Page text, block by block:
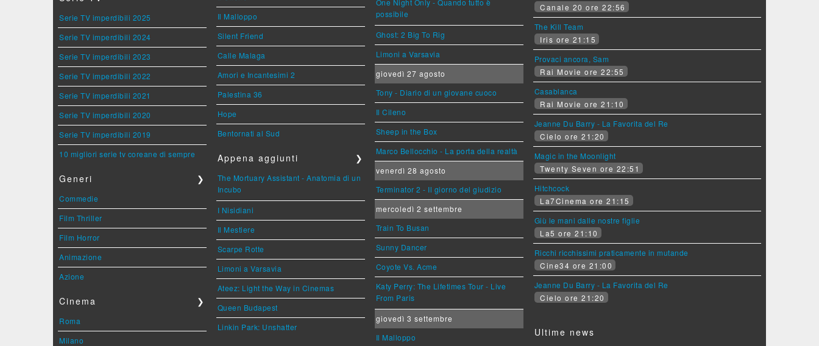
Serie TV imperdibili 2025
Serie TV imperdibili 2024
Serie TV imperdibili 2023
Serie TV imperdibili 2022
Serie TV imperdibili 2021
Serie TV imperdibili 2020
Serie TV imperdibili 2019
10 migliori serie tv coreane di sempre
Generi ❯
Commedie
Film Thriller
Film Horror
Animazione
Azione
Cinema ❯
Roma
Milano
Il Malloppo
Silent Friend
Calle Malaga
Amori e Incantesimi 2
Palestina 36
Hope
Bentornati al Sud
Appena aggiunti ❯
The Mortuary Assistant - Anatomia di un
Incubo
I Nisidiani
Il Mestiere
Scarpe Rotte
Limoni a Varsavia
Ateez: Light the Way in Cinemas
Queen Budapest
Linkin Park: Unshatter
One Night Only - Quando tutto è
possibile
Ghost: 2 Big To Rig
Limoni a Varsavia
giovedì 27 agosto
Tony - Diario di un giovane cuoco
Il Cileno
Sheep in the Box
Marco Bellocchio - La porta della realtà
venerdì 28 agosto
Terminator 2 - Il giorno del giudizio
mercoledì 2 settembre
Train To Busan
Sunny Dancer
Coyote Vs. Acme
Katy Perry: The Lifetimes Tour - Live
From Paris
giovedì 3 settembre
Il Malloppo
Canale 20 ore 22:56
The Kill Team
Iris ore 21:15
Provaci ancora, Sam
Rai Movie ore 22:55
Casablanca
Rai Movie ore 21:10
Jeanne Du Barry - La Favorita del Re
Cielo ore 21:20
Magic in the Moonlight
Twenty Seven ore 22:51
Hitchcock
La7Cinema ore 21:15
Giù le mani dalle nostre figlie
La5 ore 21:10
Ricchi ricchissimi praticamente in mutande
Cine34 ore 21:00
Jeanne Du Barry - La Favorita del Re
Cielo ore 21:20
Ultime news